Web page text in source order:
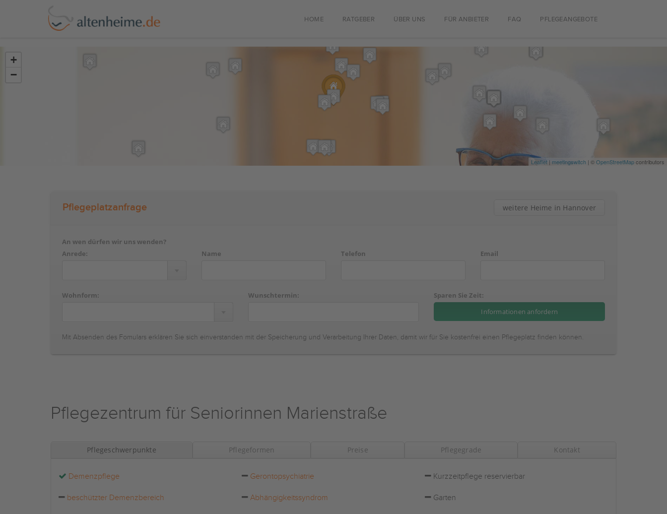
HOME RATGEBER ÜBER UNS FÜR ANBIETER FAQ PFLEGEANGEBOTE
+
−
Leaflet | meetingswitch | ©OpenStreetMapcontributors
Pflegeplatzanfrage weitere Heime in Hannover
An wen dürfen wir uns wenden?
Anrede:
Name Telefon Email
Wohnform: Wunschtermin: Sparen Sie Zeit:
Mit Absenden des Fomulars erklären Sie sich einverstanden mit der Speicherung und Verarbeitung Ihrer Daten, damit wir für Sie kostenfrei einen Pflegeplatz finden können.
Pflegezentrum für Seniorinnen Marienstraße
Pflegeschwerpunkte Pflegeformen Preise Pflegegrade Kontakt
Demenzpflege Gerontopsychiatrie Kurzzeitpflege reservierbar
beschützter Demenzbereich Abhängigkeitssyndrom Garten